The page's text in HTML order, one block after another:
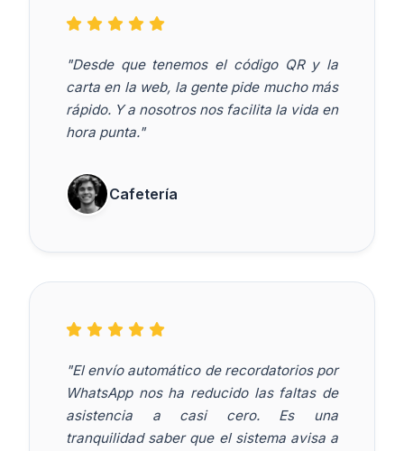
"Desde que tenemos el código QR y la
carta en la web, la gente pide mucho más
rápido. Y a nosotros nos facilita la vida en
hora punta."
Cafetería
"El envío automático de recordatorios por
WhatsApp nos ha reducido las faltas de
asistencia a casi cero. Es una
tranquilidad saber que el sistema avisa a